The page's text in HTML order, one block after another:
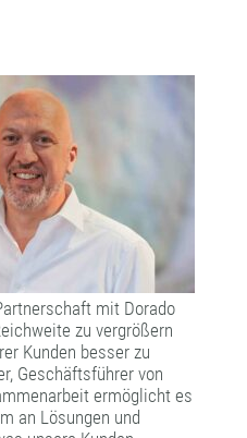
mit Dorado
zu vergrößern
Kunden besser zu
Geschäftsführer von
ermöglicht es
an Lösungen und